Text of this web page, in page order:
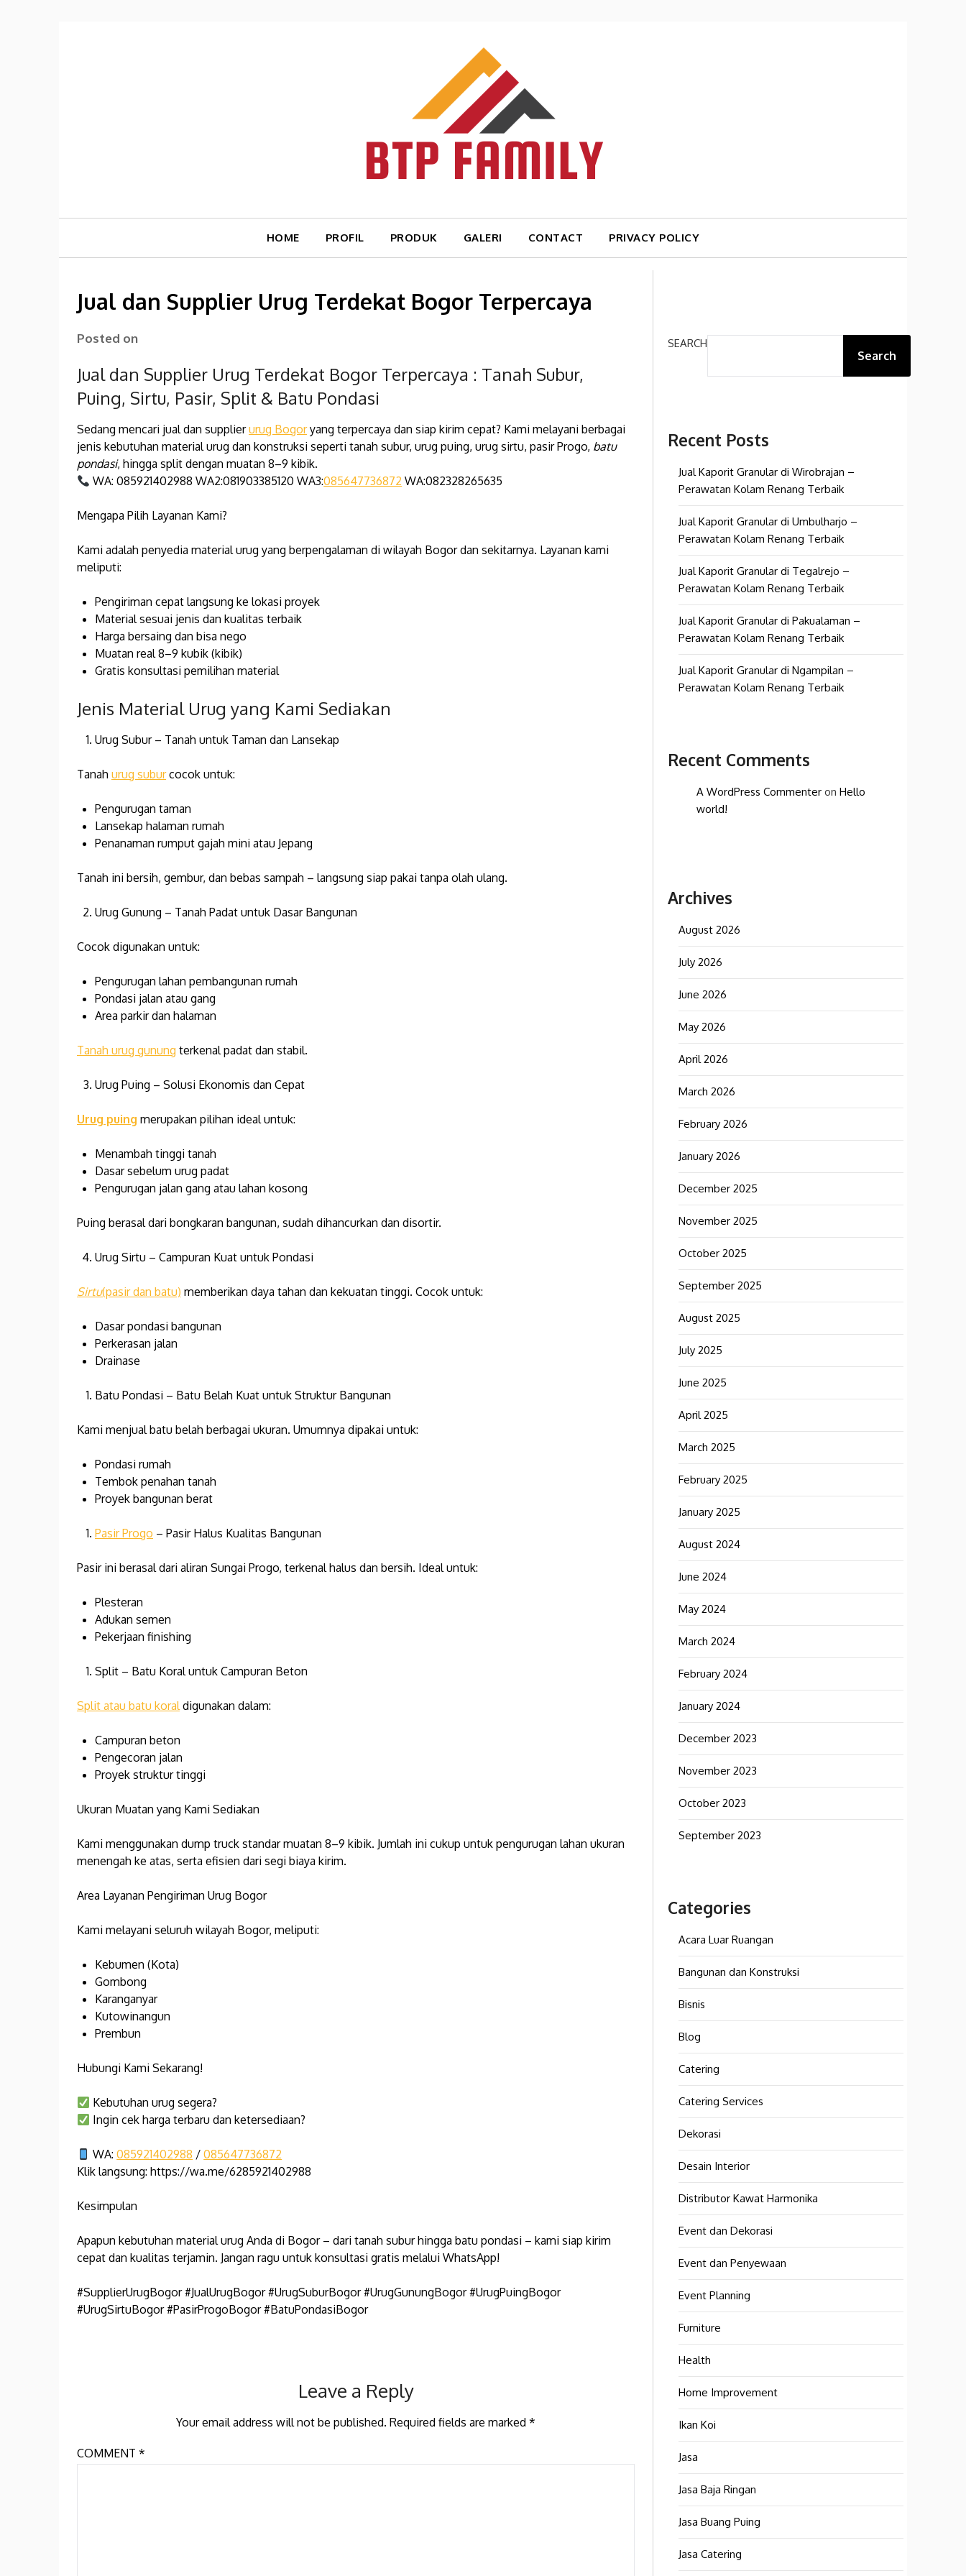
HOME PROFIL PRODUK GALERI CONTACT PRIVACY POLICY
Jual dan Supplier Urug Terdekat Bogor Terpercaya
Posted on
Jual dan Supplier Urug Terdekat Bogor Terpercaya : Tanah Subur,
Puing, Sirtu, Pasir, Split & Batu Pondasi
Sedang mencari jual dan supplierurug Bogoryang terpercaya dan siap kirim cepat? Kami melayani berbagai
jenis kebutuhan material urug dan konstruksi seperti tanah subur, urug puing, urug sirtu, pasir Progo, batu
pondasi, hingga split dengan muatan 8–9 kibik.
WA: 085921402988 WA2:081903385120 WA3:085647736872 WA:082328265635
Mengapa Pilih Layanan Kami?
Kami adalah penyedia material urug yang berpengalaman di wilayah Bogor dan sekitarnya. Layanan kami
meliputi:
Pengiriman cepat langsung ke lokasi proyek
Material sesuai jenis dan kualitas terbaik
Harga bersaing dan bisa nego
Muatan real 8–9 kubik (kibik)
Gratis konsultasi pemilihan material
Jenis Material Urug yang Kami Sediakan
Urug Subur – Tanah untuk Taman dan Lansekap
Tanah urug suburcocok untuk:
Pengurugan taman
Lansekap halaman rumah
Penanaman rumput gajah mini atau Jepang
Tanah ini bersih, gembur, dan bebas sampah – langsung siap pakai tanpa olah ulang.
Urug Gunung – Tanah Padat untuk Dasar Bangunan
Cocok digunakan untuk:
Pengurugan lahan pembangunan rumah
Pondasi jalan atau gang
Area parkir dan halaman
Tanah urug gunung terkenal padat dan stabil.
Urug Puing – Solusi Ekonomis dan Cepat
Urug puing merupakan pilihan ideal untuk:
Menambah tinggi tanah
Dasar sebelum urug padat
Pengurugan jalan gang atau lahan kosong
Puing berasal dari bongkaran bangunan, sudah dihancurkan dan disortir.
Urug Sirtu – Campuran Kuat untuk Pondasi
Sirtu(pasir dan batu) memberikan daya tahan dan kekuatan tinggi. Cocok untuk:
Dasar pondasi bangunan
Perkerasan jalan
Drainase
Batu Pondasi – Batu Belah Kuat untuk Struktur Bangunan
Kami menjual batu belah berbagai ukuran. Umumnya dipakai untuk:
Pondasi rumah
Tembok penahan tanah
Proyek bangunan berat
Pasir Progo – Pasir Halus Kualitas Bangunan
Pasir ini berasal dari aliran Sungai Progo, terkenal halus dan bersih. Ideal untuk:
Plesteran
Adukan semen
Pekerjaan finishing
Split – Batu Koral untuk Campuran Beton
Split atau batu koraldigunakan dalam:
Campuran beton
Pengecoran jalan
Proyek struktur tinggi
Ukuran Muatan yang Kami Sediakan
Kami menggunakan dump truck standar muatan 8–9 kibik. Jumlah ini cukup untuk pengurugan lahan ukuran
menengah ke atas, serta efisien dari segi biaya kirim.
Area Layanan Pengiriman Urug Bogor
Kami melayani seluruh wilayah Bogor, meliputi:
Kebumen (Kota)
Gombong
Karanganyar
Kutowinangun
Prembun
Hubungi Kami Sekarang!
Kebutuhan urug segera?
Ingin cek harga terbaru dan ketersediaan?
WA:085921402988 /085647736872
Klik langsung: https://wa.me/6285921402988
Kesimpulan
Apapun kebutuhan material urug Anda di Bogor – dari tanah subur hingga batu pondasi – kami siap kirim
cepat dan kualitas terjamin. Jangan ragu untuk konsultasi gratis melalui WhatsApp!
#SupplierUrugBogor #JualUrugBogor #UrugSuburBogor #UrugGunungBogor #UrugPuingBogor
#UrugSirtuBogor #PasirProgoBogor #BatuPondasiBogor
Leave a Reply
Your email address will not be published. Required fields are marked *
COMMENT *
SEARCH
Search
Recent Posts
Jual Kaporit Granular di Wirobrajan –
Perawatan Kolam Renang Terbaik
Jual Kaporit Granular di Umbulharjo –
Perawatan Kolam Renang Terbaik
Jual Kaporit Granular di Tegalrejo –
Perawatan Kolam Renang Terbaik
Jual Kaporit Granular di Pakualaman –
Perawatan Kolam Renang Terbaik
Jual Kaporit Granular di Ngampilan –
Perawatan Kolam Renang Terbaik
Recent Comments
A WordPress Commenter on Hello
world!
Archives
August 2026
July 2026
June 2026
May 2026
April 2026
March 2026
February 2026
January 2026
December 2025
November 2025
October 2025
September 2025
August 2025
July 2025
June 2025
April 2025
March 2025
February 2025
January 2025
August 2024
June 2024
May 2024
March 2024
February 2024
January 2024
December 2023
November 2023
October 2023
September 2023
Categories
Acara Luar Ruangan
Bangunan dan Konstruksi
Bisnis
Blog
Catering
Catering Services
Dekorasi
Desain Interior
Distributor Kawat Harmonika
Event dan Dekorasi
Event dan Penyewaan
Event Planning
Furniture
Health
Home Improvement
Ikan Koi
Jasa
Jasa Baja Ringan
Jasa Buang Puing
Jasa Catering